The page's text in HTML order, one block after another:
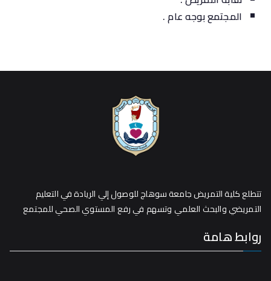
المجتمع بوجه عام .
تتطلع كلية التمريض جامعة سوهاج للوصول إلي الريادة في التعليم
التمريضي والبحث العلمي وتسهم في رفع المستوي الصحي للمجتمع
روابط هامة